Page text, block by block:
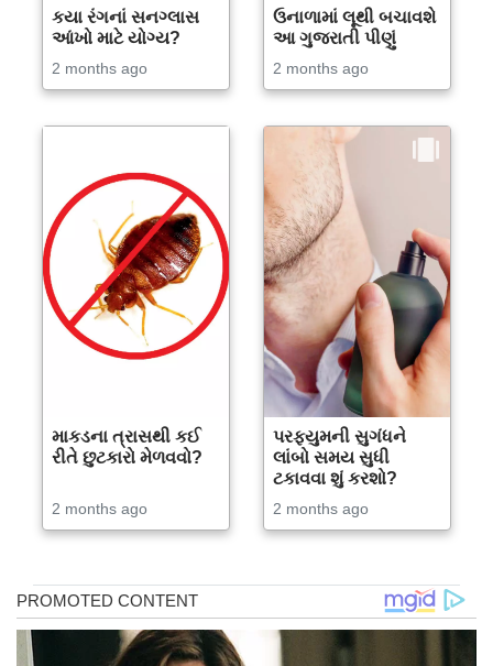
કયા રંગનાં સનગ્લાસ
આંખો માટે યોગ્ય?
2 months ago
ઉનાળામાં લૂથી બચાવશે
આ ગુજરાતી પીણું
2 months ago
માકડના ત્રાસથી કઈ
રીતે છુટકારો મેળવવો?
2 months ago
પરફ્યુમની સુગંધને
લાંબો સમય સુધી
ટકાવવા શું કરશો?
2 months ago